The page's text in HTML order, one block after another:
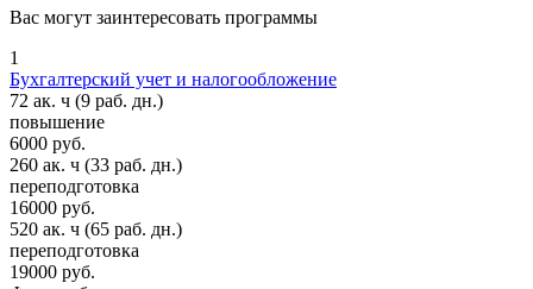
Вас могут заинтересовать программы
1
Бухгалтерский учет и налогообложение
72 ак. ч (9 раб. дн.)
повышение
6000 руб.
260 ак. ч (33 раб. дн.)
переподготовка
16000 руб.
520 ак. ч (65 раб. дн.)
переподготовка
19000 руб.